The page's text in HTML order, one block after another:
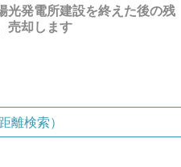
光発電所建設を終えた後の残
売却します
離検索）